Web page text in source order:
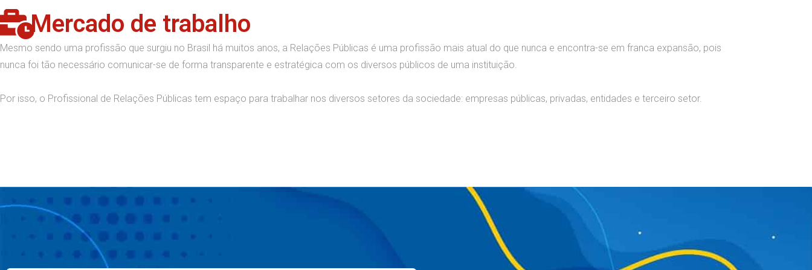
Mercado de trabalho
Mesmo sendo uma profissão que surgiu no Brasil há muitos anos, a Relações Públicas é uma profissão mais atual do que nunca e encontra-se em franca expansão, pois
nunca foi tão necessário comunicar-se de forma transparente e estratégica com os diversos públicos de uma instituição.
Por isso, o Profissional de Relações Públicas tem espaço para trabalhar nos diversos setores da sociedade: empresas públicas, privadas, entidades e terceiro setor.